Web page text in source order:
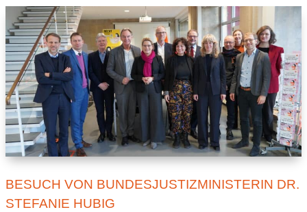
BESUCH VON BUNDESJUSTIZMINISTERIN DR.
STEFANIE HUBIG